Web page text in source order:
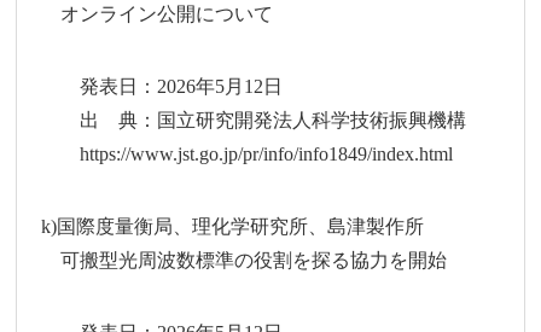
オンライン公開について
発表日：2026年5月12日
出 典：国立研究開発法人科学技術振興機構
https://www.jst.go.jp/pr/info/info1849/index.html
k)国際度量衡局、理化学研究所、島津製作所
可搬型光周波数標準の役割を探る協力を開始